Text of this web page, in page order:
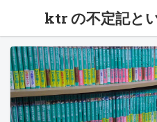
ktr の不定記と